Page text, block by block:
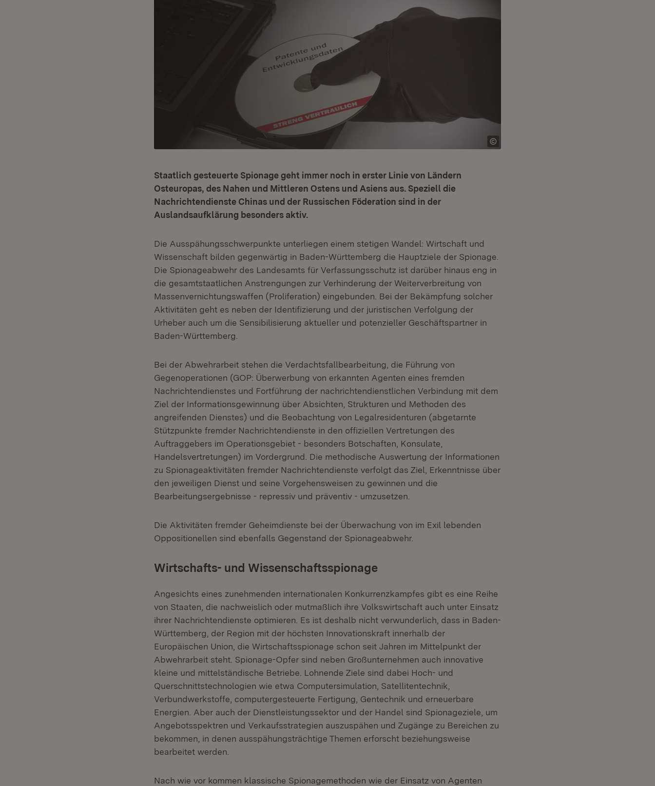
Staatlich gesteuerte Spionage geht immer noch in erster Linie von Ländern
Osteuropas, des Nahen und Mittleren Ostens und Asiens aus. Speziell die
Nachrichtendienste Chinas und der Russischen Föderation sind in der
Auslandsaufklärung besonders aktiv.
Die Ausspähungsschwerpunkte unterliegen einem stetigen Wandel: Wirtschaft und
Wissenschaft bilden gegenwärtig in Baden-Württemberg die Hauptziele der Spionage.
Die Spionageabwehr des Landesamts für Verfassungsschutz ist darüber hinaus eng in
die gesamtstaatlichen Anstrengungen zur Verhinderung der Weiterverbreitung von
Massenvernichtungswaffen (Proliferation) eingebunden. Bei der Bekämpfung solcher
Aktivitäten geht es neben der Identifizierung und der juristischen Verfolgung der
Urheber auch um die Sensibilisierung aktueller und potenzieller Geschäftspartner in
Baden-Württemberg.
Bei der Abwehrarbeit stehen die Verdachtsfallbearbeitung, die Führung von
Gegenoperationen (GOP: Überwerbung von erkannten Agenten eines fremden
Nachrichtendienstes und Fortführung der nachrichtendienstlichen Verbindung mit dem
Ziel der Informationsgewinnung über Absichten, Strukturen und Methoden des
angreifenden Dienstes) und die Beobachtung von Legalresidenturen (abgetarnte
Stützpunkte fremder Nachrichtendienste in den offiziellen Vertretungen des
Auftraggebers im Operationsgebiet - besonders Botschaften, Konsulate,
Handelsvertretungen) im Vordergrund. Die methodische Auswertung der Informationen
zu Spionageaktivitäten fremder Nachrichtendienste verfolgt das Ziel, Erkenntnisse über
den jeweiligen Dienst und seine Vorgehensweisen zu gewinnen und die
Bearbeitungsergebnisse - repressiv und präventiv - umzusetzen.
Die Aktivitäten fremder Geheimdienste bei der Überwachung von im Exil lebenden
Oppositionellen sind ebenfalls Gegenstand der Spionageabwehr.
Wirtschafts- und Wissenschaftsspionage
Angesichts eines zunehmenden internationalen Konkurrenzkampfes gibt es eine Reihe
von Staaten, die nachweislich oder mutmaßlich ihre Volkswirtschaft auch unter Einsatz
ihrer Nachrichtendienste optimieren. Es ist deshalb nicht verwunderlich, dass in Baden-
Württemberg, der Region mit der höchsten Innovationskraft innerhalb der
Europäischen Union, die Wirtschaftsspionage schon seit Jahren im Mittelpunkt der
Abwehrarbeit steht. Spionage-Opfer sind neben Großunternehmen auch innovative
kleine und mittelständische Betriebe. Lohnende Ziele sind dabei Hoch- und
Querschnittstechnologien wie etwa Computersimulation, Satellitentechnik,
Verbundwerkstoffe, computergesteuerte Fertigung, Gentechnik und erneuerbare
Energien. Aber auch der Dienstleistungssektor und der Handel sind Spionageziele, um
Angebotsspektren und Verkaufsstrategien auszuspähen und Zugänge zu Bereichen zu
bekommen, in denen ausspähungsträchtige Themen erforscht beziehungsweise
bearbeitet werden.
Nach wie vor kommen klassische Spionagemethoden wie der Einsatz von Agenten